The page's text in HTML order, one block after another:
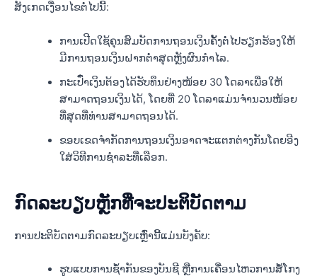
ສັງເກດເງື່ອນໄຂຕໍ່ໄປນີ້:
ການເປີດໃຊ້ຄຸນສົມບັດການຖອນເງິນຄັ້ງຕໍ່ໄປຮຽກຮ້ອງໃຫ້
ມີການຖອນເງິນຝາກຕໍ່າສຸດຫຼັງຜົນກຳໄລ.
ກະເປົ໋າເງິນຕ້ອງໄດ້ຮັບທຶນຢ່າງໜ້ອຍ 30 ໂດລາເພື່ອໃຫ້
ສາມາດຖອນເງິນໄດ້, ໂດຍທີ່ 20 ໂດລາແມ່ນຈຳນວນໜ້ອຍ
ທີ່ສຸດທີ່ທ່ານສາມາດຖອນໄດ້.
ຂອບເຂດຈໍາກັດການຖອນເງິນອາດຈະແຕກຕ່າງກັນໂດຍອີງ
ໃສ່ວິທີການຊໍາລະທີ່ເລືອກ.
ກົດລະບຽບຫຼັກທີ່ຈະປະຕິບັດຕາມ
ການປະຕິບັດຕາມກົດລະບຽບເຫຼົ່ານີ້ແມ່ນບັງຄັບ:
ຮູບແບບການຊໍ້າກັນຂອງບັນຊີ ຫຼືການເຄື່ອນໄຫວການສໍ້ໂກງ